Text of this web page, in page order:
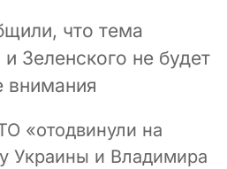
что тема
Зеленского не будет
внимания
«отодвинули на
Украины и Владимира